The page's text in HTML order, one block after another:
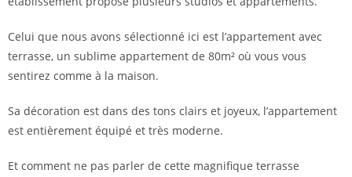
Celui que nous avons sélectionné ici est l’appartement avec
terrasse, un sublime appartement de 80m² où vous vous
sentirez comme à la maison.
Sa décoration est dans des tons clairs et joyeux, l’appartement
est entièrement équipé et très moderne.
Et comment ne pas parler de cette magnifique terrasse